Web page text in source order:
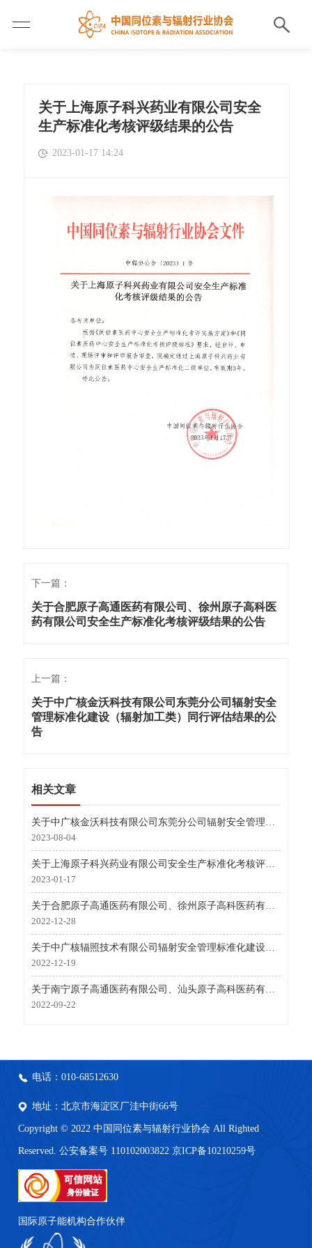
关于上海原子科兴药业有限公司安全
生产标准化考核评级结果的公告
2023-01-17 14:24
下一篇：
关于合肥原子高通医药有限公司、徐州原子高科医
药有限公司安全生产标准化考核评级结果的公告
上一篇：
关于中广核金沃科技有限公司东莞分公司辐射安全
管理标准化建设（辐射加工类）同行评估结果的公
告
相关文章
2023-08-04
2023-01-17
2022-12-28
2022-12-19
2022-09-22
电话：010-68512630
地址：北京市海淀区厂洼中街66号
Copyright © 2022 中国同位素与辐射行业协会 All Righted
Reserved. 公安备案号 110102003822京ICP备10210259号
国际原子能机构合作伙伴